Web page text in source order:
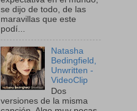
se dijo de todo, de las
maravillas que este
podí...
Natasha
Bedingfield,
Unwritten -
VideoClip
Dos
versiones de la misma